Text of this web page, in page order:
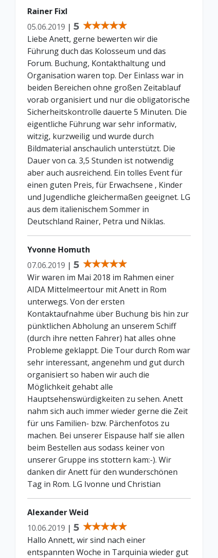
Rainer Fixl
05.06.2019 | 5
Liebe Anett, gerne bewerten wir die
Führung duch das Kolosseum und das
Forum. Buchung, Kontakthaltung und
Organisation waren top. Der Einlass war in
beiden Bereichen ohne großen Zeitablauf
vorab organisiert und nur die obligatorische
Sicherheitskontrolle dauerte 5 Minuten. Die
eigentliche Führung war sehr informativ,
witzig, kurzweilig und wurde durch
Bildmaterial anschaulich unterstützt. Die
Dauer von ca. 3,5 Stunden ist notwendig
aber auch ausreichend. Ein tolles Event für
einen guten Preis, für Erwachsene , Kinder
und Jugendliche gleichermaßen geeignet. LG
aus dem italienischem Sommer in
Deutschland Rainer, Petra und Niklas.
Yvonne Homuth
07.06.2019 | 5
Wir waren im Mai 2018 im Rahmen einer
AIDA Mittelmeertour mit Anett in Rom
unterwegs. Von der ersten
Kontaktaufnahme über Buchung bis hin zur
pünktlichen Abholung an unserem Schiff
(durch ihre netten Fahrer) hat alles ohne
Probleme geklappt. Die Tour durch Rom war
sehr interessant, angenehm und gut durch
organisiert so haben wir auch die
Möglichkeit gehabt alle
Hauptsehenswürdigkeiten zu sehen. Anett
nahm sich auch immer wieder gerne die Zeit
für uns Familien- bzw. Pärchenfotos zu
machen. Bei unserer Eispause half sie allen
beim Bestellen aus sodass keiner von
unserer Gruppe ins stottern kam:-). Wir
danken dir Anett für den wunderschönen
Tag in Rom. LG Ivonne und Christian
Alexander Weid
10.06.2019 | 5
Hallo Annett, wir sind nach einer
entspannten Woche in Tarquinia wieder gut